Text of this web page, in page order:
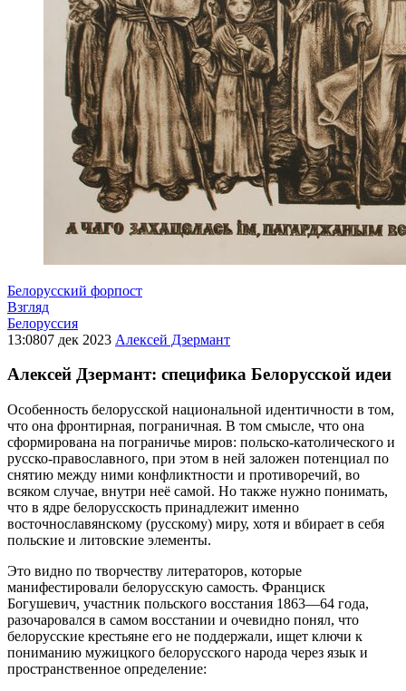
Белорусский форпост
Взгляд
Белоруссия
13:0807 дек 2023 Алексей Дзермант
Алексей Дзермант: специфика Белорусской идеи
Особенность белорусской национальной идентичности в том,
что она фронтирная, пограничная. В том смысле, что она
сформирована на пограничье миров: польско-католического и
русско-православного, при этом в ней заложен потенциал по
снятию между ними конфликтности и противоречий, во
всяком случае, внутри неё самой. Но также нужно понимать,
что в ядре белорусскость принадлежит именно
восточнославянскому (русскому) миру, хотя и вбирает в себя
польские и литовские элементы.
Это видно по творчеству литераторов, которые
манифестировали белорусскую самость. Франциск
Богушевич, участник польского восстания 1863—64 года,
разочаровался в самом восстании и очевидно понял, что
белорусские крестьяне его не поддержали, ищет ключи к
пониманию мужицкого белорусского народа через язык и
пространственное определение: